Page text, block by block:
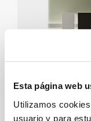
Esta página web
Utilizamos
usuario y para
HOME OFFICE